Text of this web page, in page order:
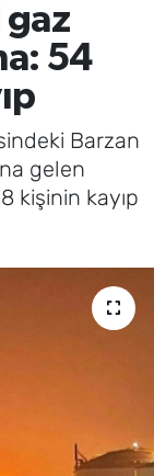
gaz
54
Barzan
gelen
kişinin kayıp